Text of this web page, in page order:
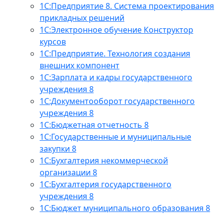
1С:Предприятие 8. Система проектирования
прикладных решений
1С:Электронное обучение Конструктор
курсов
1С:Предприятие. Технология создания
внешних компонент
1С:Зарплата и кадры государственного
учреждения 8
1С:Документооборот государственного
учреждения 8
1С:Бюджетная отчетность 8
1С:Государственные и муниципальные
закупки 8
1С:Бухгалтерия некоммерческой
организации 8
1С:Бухгалтерия государственного
учреждения 8
1С:Бюджет муниципального образования 8